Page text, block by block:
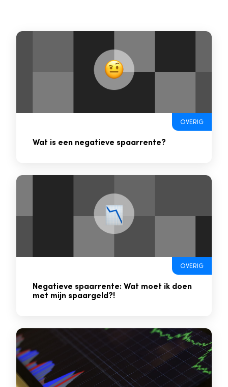
OVERIG
Wat is een negatieve spaarrente?
OVERIG
Negatieve spaarrente: Wat moet ik doen
met mijn spaargeld?!